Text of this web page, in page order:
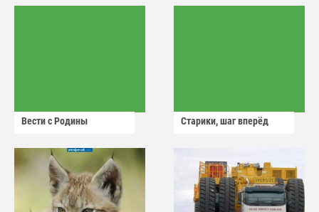
Вести с Родины Старики, шаг вперёд